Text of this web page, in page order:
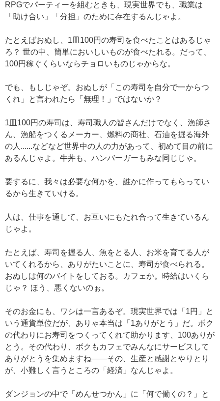
RPGでパーティーを組むときも、現実世界でも、職業は
「助け合い」「分担」のために存在するんじゃよ。
たとえばおぬし、1皿100円の寿司を食べたことはあるじゃ
ろ？ 世の中、簡単においしいものが食べたれる。だって、
100円稼ぐくらいならチョロいものじゃからな。
でも、もしじゃぞ。おぬしが「この寿司を自分で一からつ
くれ」と言われたら「無理！」ではないか？
1皿100円の寿司は、寿司職人の皆さんだけでなく、漁師さ
ん、漁船をつくるメーカー、燃料の商社、石油を掘る海外
の人......などなど世界中の人の力があって、初めて目の前に
あるんじゃよ。牛丼も、ハンバーガーもみな同じじゃ。
要するに、我々は必要な何かを、誰かに作ってもらってい
るから生きていける。
人は、仕事を通して、お互いにもたれ合って生きているん
じゃよ。
たとえば、寿司を握る人、魚をとる人、お米を育てる人が
いてくれるから、ありがたいことに、寿司が食べられる。
おぬしは何のバイトをしておる。カフェか。時給はいくら
じゃ？ ほう、悪くないのぉ。
そのお金にも、ワシは一言あるぞ。現実世界では「1円」と
いう通貨単位だが、ありゃ本当は「1ありがとう」だ。ボク
の代わりにお寿司をつくってくれて助かります、100ありが
とう。その代わり、ボクもカフェでみんなにサービスして
ありがとうを集めますね——その、生産と感謝とやりとり
が、小難しく言うところの「経済」なんじゃよ。
ダンジョンの中で「めんせつかん」に「何で働くの？」と